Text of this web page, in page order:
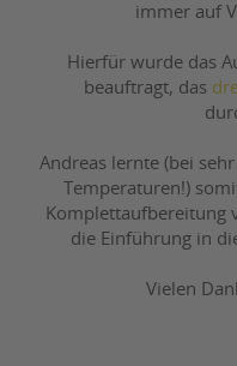
immer auf
Hierfür wurde das
beauftragt, das
Andreas lernte (bei
Temperaturen!)
Komplettaufbereitung
die Einführung in
Vielen